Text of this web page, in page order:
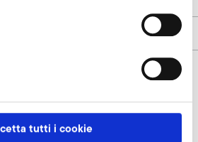
tutti i cookie
9019075
con curva richiedi
a vostra disposizione.